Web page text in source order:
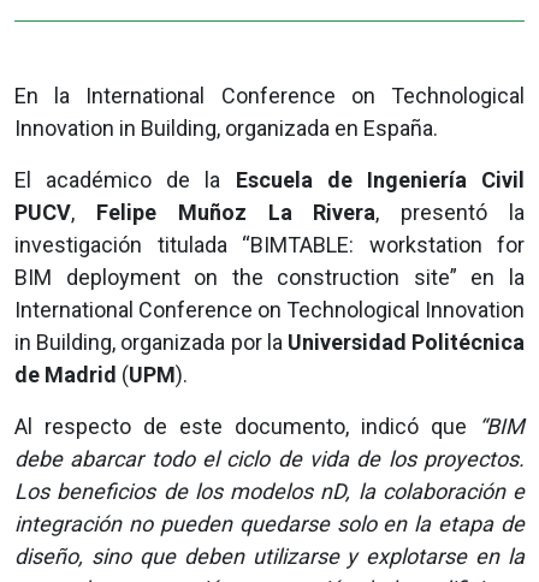
En la International Conference on Technological
Innovation in Building, organizada en España.
El académico de la Escuela de Ingeniería Civil
PUCV, Felipe Muñoz La Rivera, presentó la
investigación titulada “BIMTABLE: workstation for
BIM deployment on the construction site” en la
International Conference on Technological Innovation
in Building, organizada por la Universidad Politécnica
de Madrid (UPM).
Al respecto de este documento, indicó que
“BIM
debe abarcar todo el ciclo de vida de los proyectos.
Los beneficios de los modelos nD, la colaboración e
integración no pueden quedarse solo en la etapa de
diseño, sino que deben utilizarse y explotarse en la